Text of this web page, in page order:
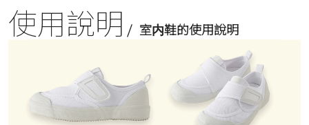
使用說明 室内鞋的使用說明